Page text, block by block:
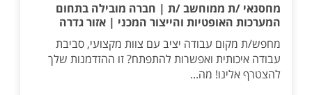
מחסנאי /ת ממוחשב /ת | חברה מובילה בתחום
המערכות האופטיות והייצור המכני | אזור גדרה
מחפש/ת מקום עבודה יציב עם צוות מקצועי, סביבת
עבודה איכותית ואפשרות להתפתח? זו ההזדמנות שלך
להצטרף אלינו! מה...